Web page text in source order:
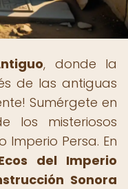
, donde la
de las antiguas
Sumérgete en
los misteriosos
Persa. En
del Imperio
Sonora